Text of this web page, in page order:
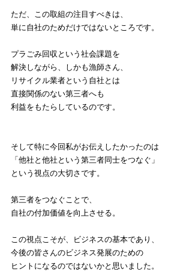
ただ、この取組の注目すべきは、
単に自社のためだけではないところです。
プラごみ回収という社会課題を
解決しながら、しかも漁師さん、
リサイクル業者という自社とは
直接関係のない第三者へも
利益をもたらしているのです。
そして特に今回私がお伝えしたかったのは
「他社と他社という第三者同士をつなぐ」
という視点の大切さです。
第三者をつなぐことで、
自社の付加価値を向上させる。
この視点こそが、ビジネスの基本であり、
今後の皆さんのビジネス発展のための
ヒントになるのではないかと思いました。